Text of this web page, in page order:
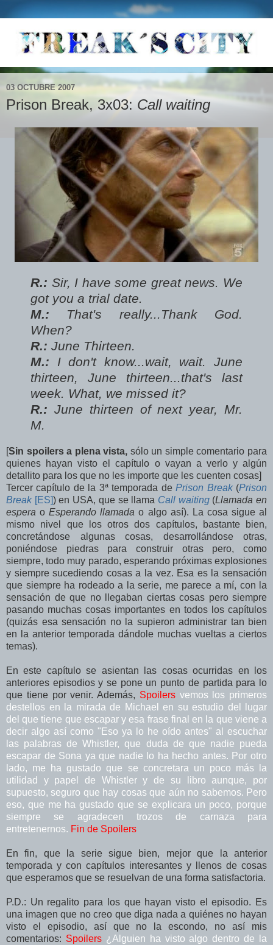
03 OCTUBRE 2007
Prison Break, 3x03: Call waiting
R.: Sir, I have some great news. We
got you a trial date.
M.: That's really...Thank God.
When?
R.: June Thirteen.
M.: I don't know...wait, wait. June
thirteen, June thirteen...that's last
week. What, we missed it?
R.: June thirteen of next year, Mr.
M.
[Sin spoilers a plena vista, sólo un simple comentario para
quienes hayan visto el capítulo o vayan a verlo y algún
detallito para los que no les importe que les cuenten cosas]
Tercer capítulo de la 3ª temporada dePrison Break(Prison
Break[ES]) en USA, que se llama Call waiting(Llamada en
espera oEsperando llamada o algo así). La cosa sigue al
mismo nivel que los otros dos capítulos, bastante bien,
concretándose algunas cosas, desarrollándose otras,
poniéndose piedras para construir otras pero, como
siempre, todo muy parado, esperando próximas explosiones
y siempre sucediendo cosas a la vez. Esa es la sensación
que siempre ha rodeado a la serie, me parece a mí, con la
sensación de que no llegaban ciertas cosas pero siempre
pasando muchas cosas importantes en todos los capítulos
(quizás esa sensación no la supieron administrar tan bien
en la anterior temporada dándole muchas vueltas a ciertos
temas).
En este capítulo se asientan las cosas ocurridas en los
anteriores episodios y se pone un punto de partida para lo
que tiene por venir. Además, Spoilersvemos los primeros
destellos en la mirada de Michael en su estudio del lugar
del que tiene que escapar y esa frase final en la que viene a
decir algo así como "Eso ya lo he oído antes" al escuchar
las palabras de Whistler, que duda de que nadie pueda
escapar de Sona ya que nadie lo ha hecho antes. Por otro
lado, me ha gustado que se concretara un poco más la
utilidad y papel de Whistler y de su libro aunque, por
supuesto, seguro que hay cosas que aún no sabemos. Pero
eso, que me ha gustado que se explicara un poco, porque
siempre se agradecen trozos de carnaza para
entretenernos. Fin de Spoilers
En fin, que la serie sigue bien, mejor que la anterior
temporada y con capítulos interesantes y llenos de cosas
que esperamos que se resuelvan de una forma satisfactoria.
P.D.: Un regalito para los que hayan visto el episodio. Es
una imagen que no creo que diga nada a quiénes no hayan
visto el episodio, así que no la escondo, no así mis
comentarios: Spoilers ¿Alguien ha visto algo dentro de la